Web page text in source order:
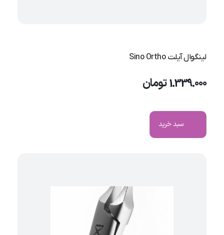
لینگوال آیلت Sino Ortho
1.339.000تومان
سبد خرید